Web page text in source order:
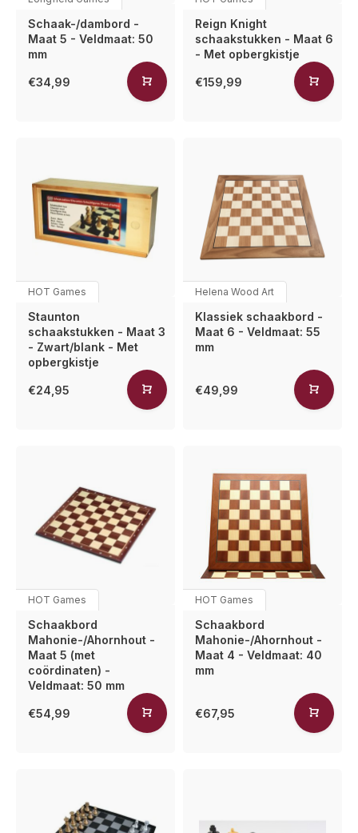
Schaak-/dambord -
Maat 5 - Veldmaat: 50
mm
€34,99
Reign Knight
schaakstukken - Maat 6
- Met opbergkistje
€159,99
HOT Games
Staunton
schaakstukken - Maat 3
- Zwart/blank - Met
opbergkistje
€24,95
Helena Wood Art
Klassiek schaakbord -
Maat 6 - Veldmaat: 55
mm
€49,99
HOT Games
Schaakbord
Mahonie-/Ahornhout -
Maat 5 (met
coördinaten) -
Veldmaat: 50 mm
€54,99
HOT Games
Schaakbord
Mahonie-/Ahornhout -
Maat 4 - Veldmaat: 40
mm
€67,95